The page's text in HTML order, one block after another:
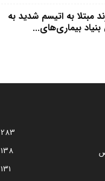
مبتلا به اتیسم شدید به
بیماری‌های...
283
138
131